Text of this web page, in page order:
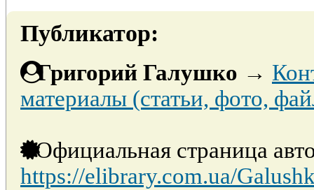
Публикатор:
Григорий Галушко →
материалы (статьи, фото,
Официальная страница
https://elibrary.com.ua/